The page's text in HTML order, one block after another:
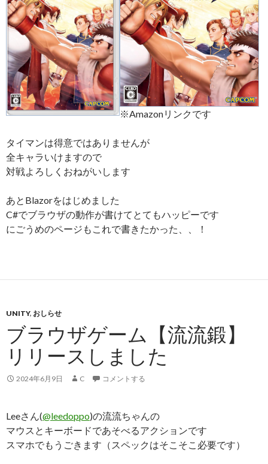
※Amazonリンクです
タイマンは得意ではありませんが
全キャラいけますので
対戦よろしくおねがいします
あとBlazorをはじめました
C#でブラウザの動作が書けてとてもハッピーです
にごうめのページもこれで書きたかった、、！
UNITY, おしらせ
ブラウザゲーム【流流鍛】
リリースしました
2024年6月9日 C コメントする
Leeさん(@leedoppo)の流流ちゃんの
マウスとキーボードであそべるアクションです
スマホでもうごきます（スペックはそこそこ必要です）